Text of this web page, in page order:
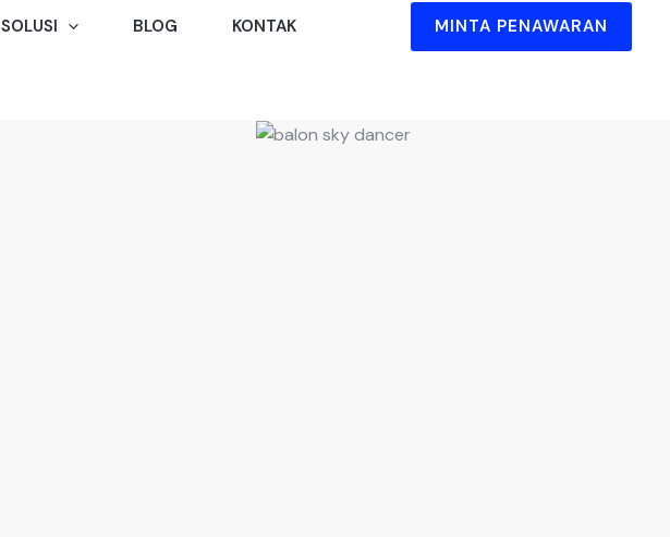
SOLUSI BLOG KONTAK MINTA PENAWARAN